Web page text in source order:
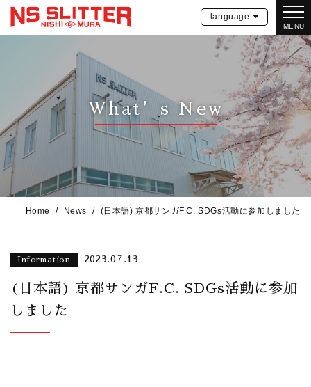
MENU
language
What’s New
Home News (日本語) 京都サンガF.C. SDGs活動に参加しました
Information 2023.07.13
(日本語) 京都サンガF.C. SDGs活動に参加
しました